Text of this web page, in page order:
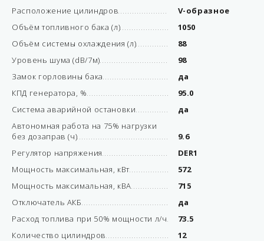
Расположение цилиндров
V-образное
Объём топливного бака (л)
1050
Объём системы охлаждения (л)
88
Уровень шума (dB/7м)
98
Замок горловины бака
да
КПД генератора, %
95.0
Система аварийной остановки
да
Автономная работа на 75% нагрузки
без дозаправ (ч)
9.6
Регулятор напряжения
DER1
Мощность максимальная, кВт
572
Мощность максимальная, кВА
715
Отключатель АКБ
да
Расход топлива при 50% мощности л/ч
73.5
Количество цилиндров
12